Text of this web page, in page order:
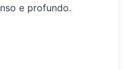
e profundo.